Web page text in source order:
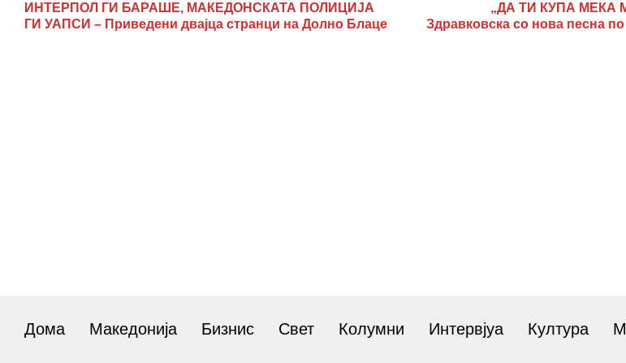
ИНТЕРПОЛ ГИ БАРАШЕ, МАКЕДОНСКАТА ПОЛИЦИЈА
ГИ УАПСИ – Приведени двајца странци на Долно Блаце
„ДА ТИ КУПА МЕКА
Здравковска со нова песна
Дома Македонија Бизнис Свет Колумни Интервјуа Култура